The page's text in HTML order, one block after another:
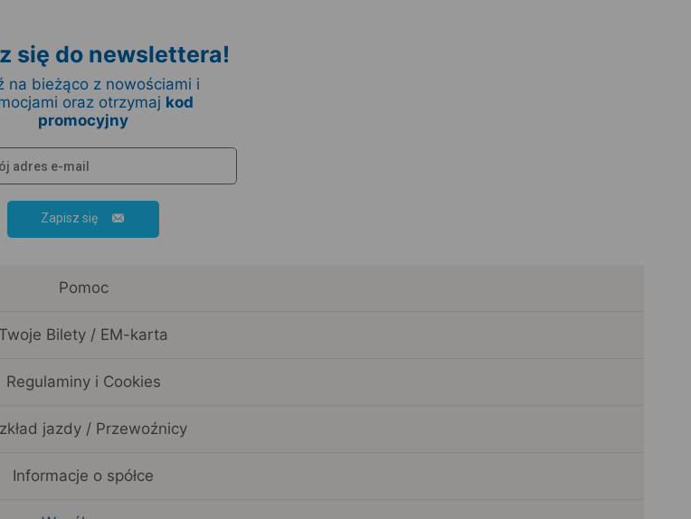
się do newslettera!
na bieżąco z nowościami i
oraz otrzymaj kod
promocyjny
Zapisz się
Pomoc
Twoje Bilety / EM-karta
Regulaminy i Cookies
jazdy / Przewoźnicy
Informacje o spółce